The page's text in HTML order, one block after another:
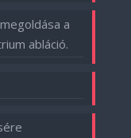
a
abláció.